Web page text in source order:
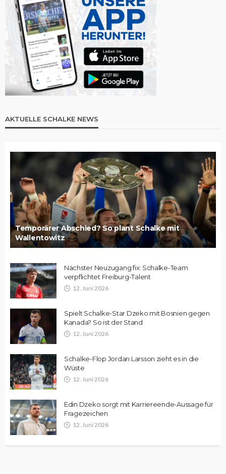
AKTUELLE SCHALKE NEWS
Temporärer Abschied? So plant Schalke mit
Wallentowitz
Nächster Neuzugang fix: Schalke-Team
verpflichtet Freiburg-Talent
12. Juni 2026
Spielt Schalke-Star Dzeko mit Bosnien gegen
Kanada? So ist der Stand
12. Juni 2026
Schalke-Flop Jordan Larsson zieht es in die
Wüste
12. Juni 2026
Edin Dzeko sorgt mit Karriereende-Aussage für
Fragezeichen
12. Juni 2026